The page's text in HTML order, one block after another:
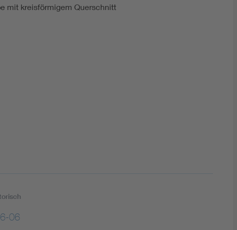
Circular Economy für mehr Ressourceneffizienz
mit kreisförmigem Querschnitt
06